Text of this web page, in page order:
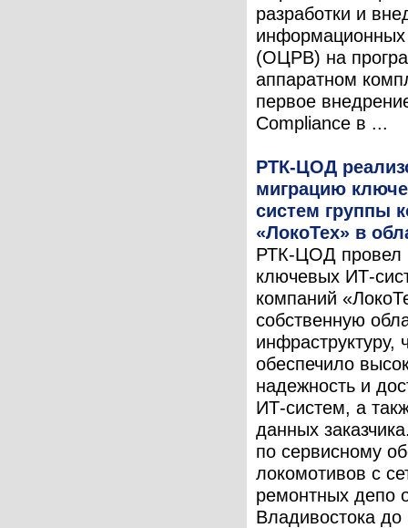
разработки и
информационных
(ОЦРВ) на
аппаратном
первое
Compliance в ...
РТК-ЦОД
миграцию
систем группы
«ЛокоТех» в
РТК-ЦОД провел
ключевых ИТ-
компаний
собственную
инфраструктуру,
обеспечило
надежность и
ИТ-систем, а
данных
по сервисному
локомотивов с
ремонтных депо
Владивостока до